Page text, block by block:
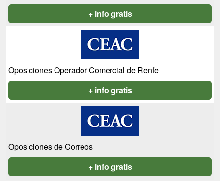
+ info gratis
Oposiciones Operador Comercial de Renfe
+ info gratis
Oposiciones de Correos
+ info gratis